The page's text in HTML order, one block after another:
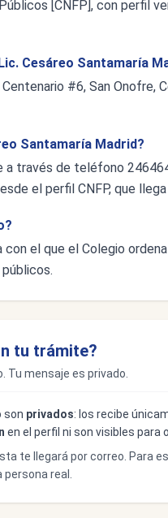
[CNFP], con perfil
Cesáreo Santamaría
#6, San Onofre,
Santamaría Madrid?
través de teléfono
el perfil CNFP, que
el que el Colegio
tu trámite?
mensaje es privado.
son privados: los recibe
en el perfil ni son visibles para
te llegará por correo. Para
real.